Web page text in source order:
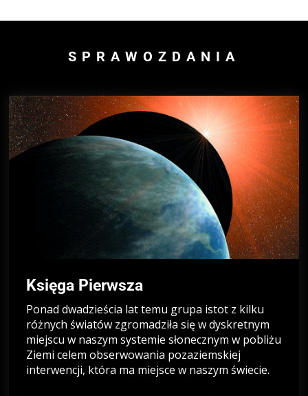
SPRAWOZDANIA
Księga Pierwsza
Ponad dwadzieścia lat temu grupa istot z kilku
różnych światów zgromadziła się w dyskretnym
miejscu w naszym systemie słonecznym w pobliżu
Ziemi celem obserwowania pozaziemskiej
interwencji, która ma miejsce w naszym świecie.